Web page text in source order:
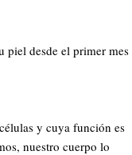
piel desde el primer mes
y cuya función es
nuestro cuerpo lo